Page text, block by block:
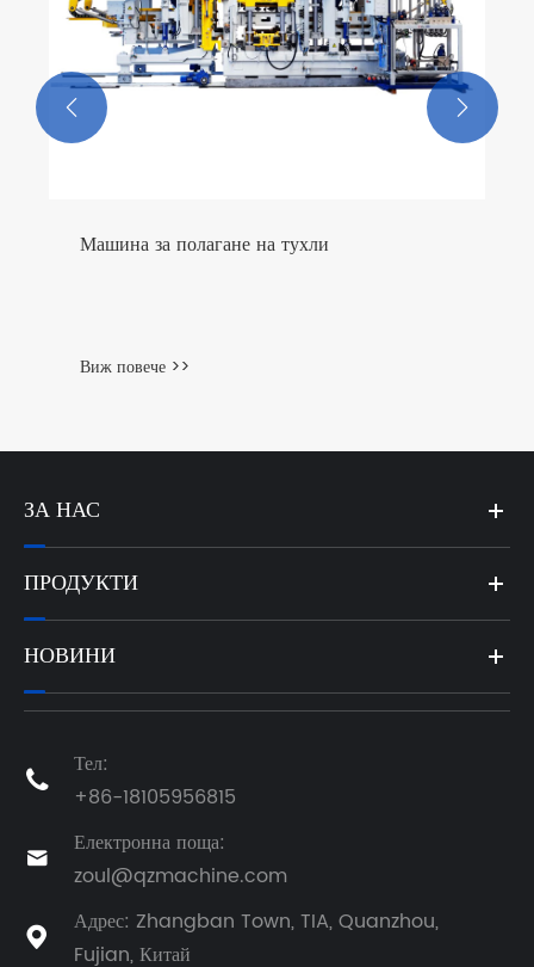
Машина за полагане на тухли
Виж повече >>
 
ЗА НАС
ПРОДУКТИ
НОВИНИ

Тел:
+86-18105956815

Електронна поща:
zoul@qzmachine.com

Адрес: Zhangban Town, TIA, Quanzhou,
Fujian, Китай